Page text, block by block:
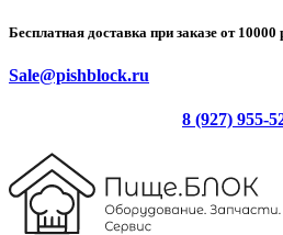
Бесплатная доставка при заказе от
Sale@pishblock.ru
8 (927) 955-